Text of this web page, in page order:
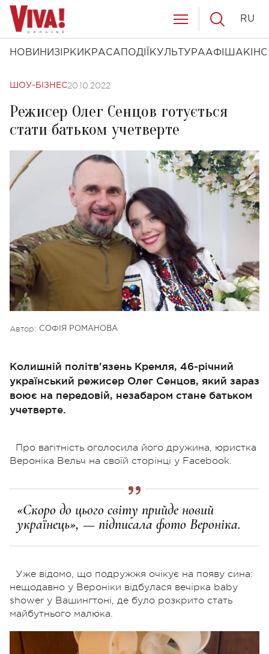
НОВИНИ ЗІРКИ КРАСА ПОДІЇ КУЛЬТУРААФІША КІНО
RU
ШОУ-БІЗНЕС20.10.2022
Режисер Олег Сенцов готується
стати батьком учетверте
Автор: СОФІЯ РОМАНОВА
Колишній політв'язень Кремля, 46-річний
український режисер Олег Сенцов, який зараз
воює на передовій, незабаром стане батьком
учетверте.
Про вагітність оголосила його дружина, юристка
Вероніка Вельч на своїй сторінці у Facebook.
«Скоро до цього світу прийде новий
українець», — підписала фото Вероніка.
Уже відомо, що подружжя очікує на появу сина:
нещодавно у Вероніки відбулася вечірка baby
shower у Вашингтоні, де було розкрито стать
майбутнього малюка.